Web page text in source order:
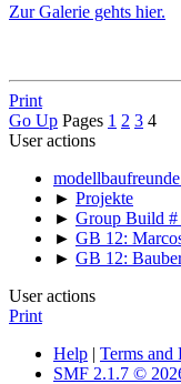
Zur Galerie gehts hier.
Print
Go Up Pages 1 2 3 4
User actions
► Projekte
► Group Build #
► GB 12:
► GB 12:
User actions
Print
Help | Terms and
SMF 2.1.7 ©